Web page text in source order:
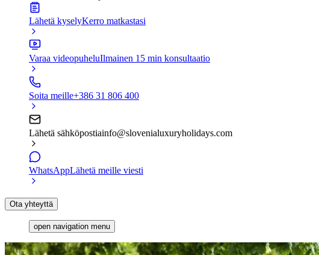
Lähetä kyselyKerro matkastasi
Varaa videopuheluIlmainen 15 min konsultaatio
Soita meille+386 31 806 400
Lähetä sähköpostiainfo@slovenialuxuryholidays.com
WhatsAppLähetä meille viesti
Ota yhteyttä
open navigation menu